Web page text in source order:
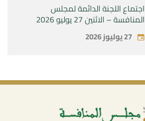
اجتماع اللجنة الدائمة لمجلس
المنافسة – الاثنين 27 يوليو 2026
27 يوليوز 2026